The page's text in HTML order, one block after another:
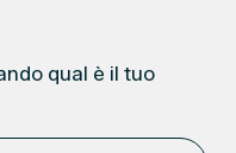
qual è il tuo